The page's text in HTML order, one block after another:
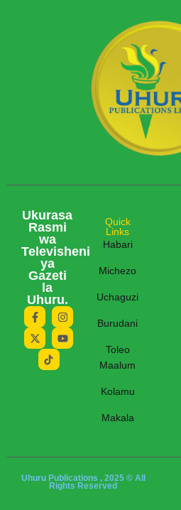
Ukurasa
Rasmi
wa
Televisheni
ya
Gazeti
la
Uhuru.
Quick
Links
Habari
Michezo
Uchaguzi
Burudani
Toleo
Maalum
Kolamu
Makala
Uhuru Publications , 2025 © All
Rights Reserved